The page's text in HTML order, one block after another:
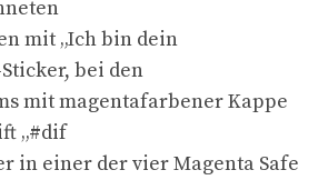
mit „Ich bin dein
bei den
mit magentafarbener Kappe
„#dif
in einer der vier Magenta Safe